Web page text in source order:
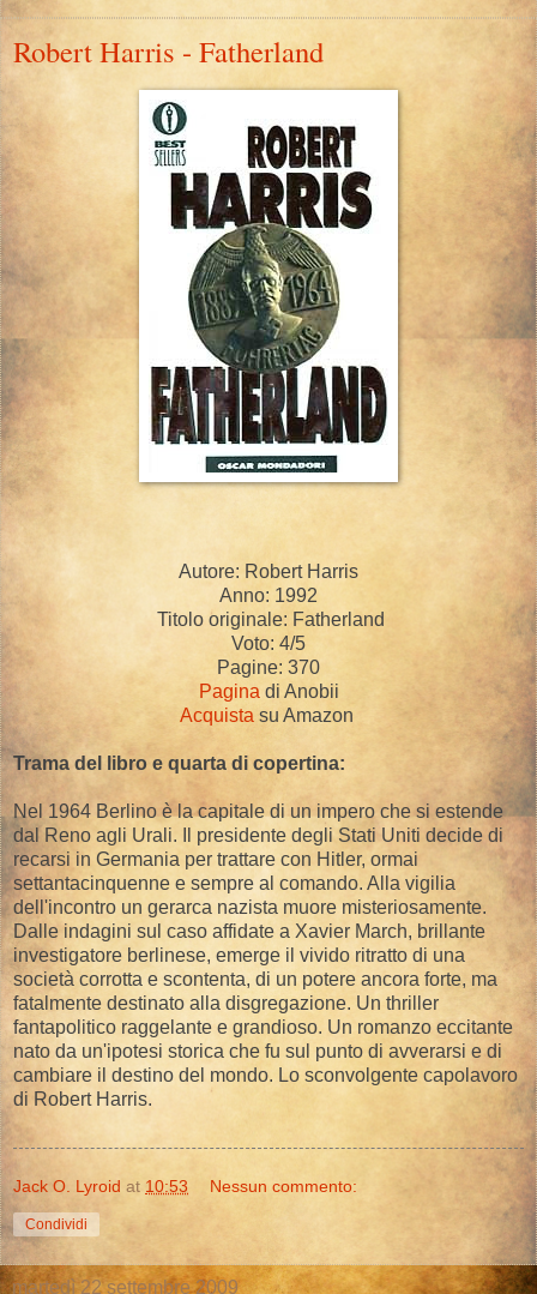
Robert Harris - Fatherland
Autore: Robert Harris
Anno: 1992
Titolo originale: Fatherland
Voto: 4/5
Pagine: 370
Pagina di Anobii
Acquista su Amazon
Trama del libro e quarta di copertina:
Nel 1964 Berlino è la capitale di un impero che si estende
dal Reno agli Urali. Il presidente degli Stati Uniti decide di
recarsi in Germania per trattare con Hitler, ormai
settantacinquenne e sempre al comando. Alla vigilia
dell'incontro un gerarca nazista muore misteriosamente.
Dalle indagini sul caso affidate a Xavier March, brillante
investigatore berlinese, emerge il vivido ritratto di una
società corrotta e scontenta, di un potere ancora forte, ma
fatalmente destinato alla disgregazione. Un thriller
fantapolitico raggelante e grandioso. Un romanzo eccitante
nato da un'ipotesi storica che fu sul punto di avverarsi e di
cambiare il destino del mondo. Lo sconvolgente capolavoro
di Robert Harris.
Jack O. Lyroid at 10:53 Nessun commento:
Condividi
martedì 22 settembre 2009